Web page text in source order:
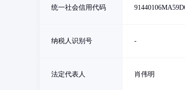
统一社会信用代码
纳税人识别号 -
法定代表人 肖伟明